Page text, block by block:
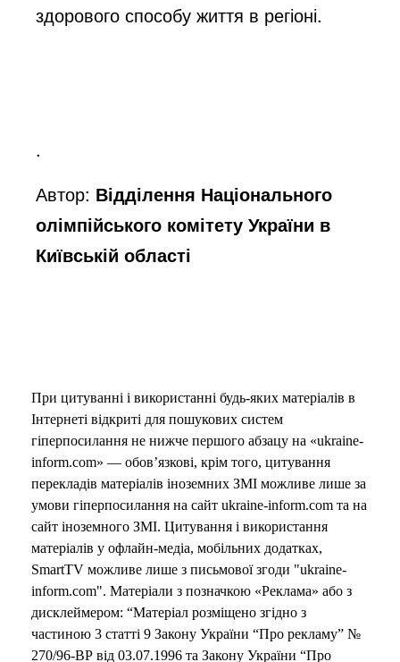
здорового способу життя в регіоні.
.
Автор: Відділення Національного
олімпійського комітету України в
Київській області
При цитуванні і використанні будь-яких матеріалів в
Інтернеті відкриті для пошукових систем
гіперпосилання не нижче першого абзацу на «ukraine-
inform.com» — обов’язкові, крім того, цитування
перекладів матеріалів іноземних ЗМІ можливе лише за
умови гіперпосилання на сайт ukraine-inform.com та на
сайт іноземного ЗМІ. Цитування і використання
матеріалів у офлайн-медіа, мобільних додатках,
SmartTV можливе лише з письмової згоди "ukraine-
inform.com". Матеріали з позначкою «Реклама» або з
дисклеймером: “Матеріал розміщено згідно з
частиною 3 статті 9 Закону України “Про рекламу” №
270/96-ВР від 03.07.1996 та Закону України “Про